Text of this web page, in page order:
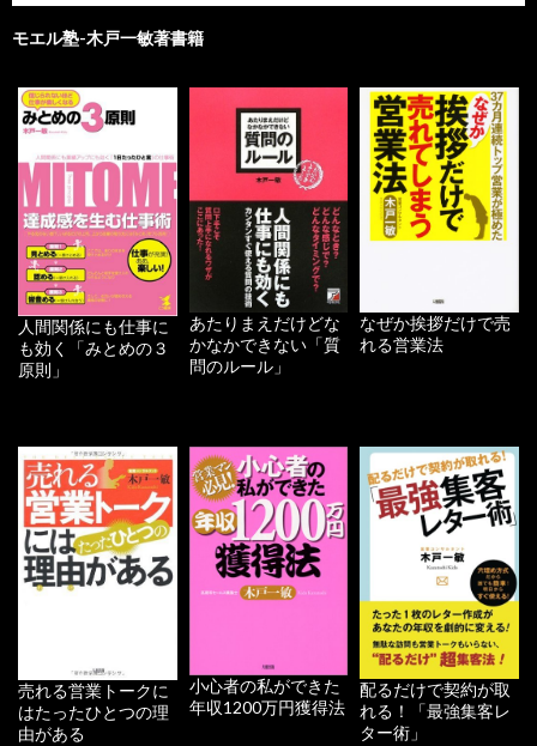
モエル塾-木戸一敏著書籍
人間関係にも仕事に
も効く「みとめの３
原則」
あたりまえだけどな
かなかできない「質
問のルール」
なぜか挨拶だけで売
れる営業法
売れる営業トークに
はたったひとつの理
由がある
小心者の私ができた
年収1200万円獲得法
配るだけで契約が取
れる！「最強集客レ
ター術」